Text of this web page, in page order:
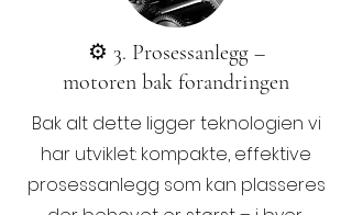
⚙️ 3. Prosessanlegg –
motoren bak forandringen
Bak alt dette ligger teknologien vi
har utviklet: kompakte, effektive
prosessanlegg som kan plasseres